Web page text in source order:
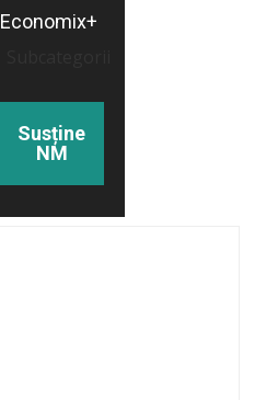
Economix+
Susține
NM